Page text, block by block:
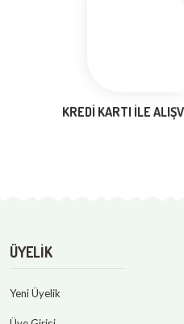
KREDİ KARTI İLE
ÜYELİK
Yeni Üyelik